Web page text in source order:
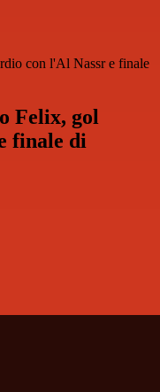
con l'Al Nassr e finale
Felix, gol
finale di